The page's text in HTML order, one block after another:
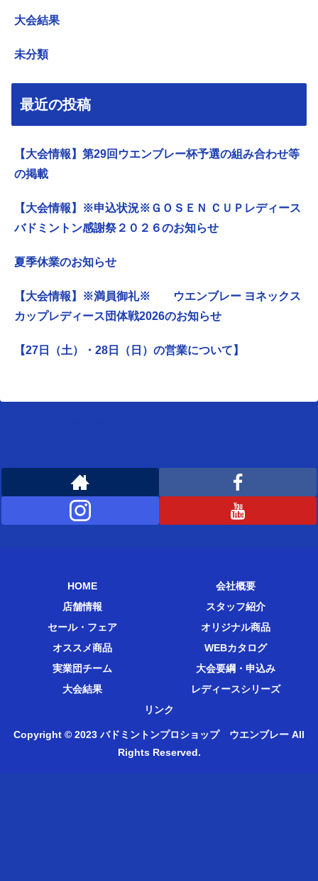
大会結果
未分類
最近の投稿
【大会情報】第29回ウエンブレー杯予選の組み合わせ等
の掲載
【大会情報】※申込状況※ＧＯＳＥＮ ＣＵＰレディース
バドミントン感謝祭２０２６のお知らせ
夏季休業のお知らせ
【大会情報】※満員御礼※ ウエンブレー ヨネックス
カップレディース団体戦2026のお知らせ
【27日（土）・28日（日）の営業について】
HOME
会社概要
店舗情報
スタッフ紹介
セール・フェア
オリジナル商品
オススメ商品
WEBカタログ
実業団チーム
大会要綱・申込み
大会結果
レディースシリーズ
リンク
Copyright © 2023 バドミントンプロショップ ウエンブレー All
Rights Reserved.